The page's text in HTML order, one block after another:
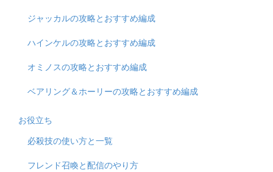
ジャッカルの攻略とおすすめ編成
ハインケルの攻略とおすすめ編成
オミノスの攻略とおすすめ編成
ベアリング＆ホーリーの攻略とおすすめ編成
お役立ち
必殺技の使い方と一覧
フレンド召喚と配信のやり方